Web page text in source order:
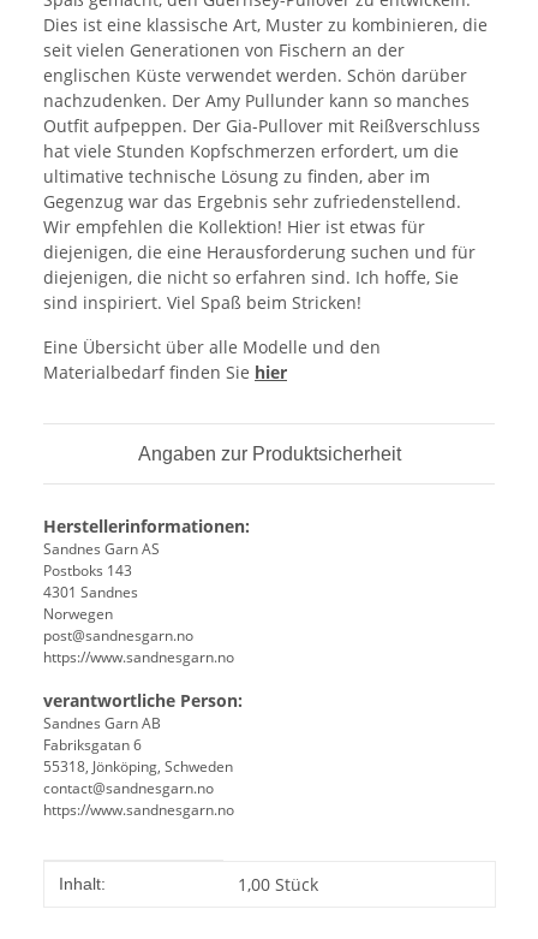
Dies ist eine klassische Art, Muster zu kombinieren, die
seit vielen Generationen von Fischern an der
englischen Küste verwendet werden. Schön darüber
nachzudenken. Der Amy Pullunder kann so manches
Outfit aufpeppen. Der Gia-Pullover mit Reißverschluss
hat viele Stunden Kopfschmerzen erfordert, um die
ultimative technische Lösung zu finden, aber im
Gegenzug war das Ergebnis sehr zufriedenstellend.
Wir empfehlen die Kollektion! Hier ist etwas für
diejenigen, die eine Herausforderung suchen und für
diejenigen, die nicht so erfahren sind. Ich hoffe, Sie
sind inspiriert. Viel Spaß beim Stricken!
Eine Übersicht über alle Modelle und den
Materialbedarf finden Sie hier
Angaben zur Produktsicherheit
Herstellerinformationen:
Sandnes Garn AS
Postboks 143
4301 Sandnes
Norwegen
post@sandnesgarn.no
https://www.sandnesgarn.no
verantwortliche Person:
Sandnes Garn AB
Fabriksgatan 6
55318, Jönköping, Schweden
contact@sandnesgarn.no
https://www.sandnesgarn.no
Produkteigenschaft
Wert
Inhalt: 1,00 Stück